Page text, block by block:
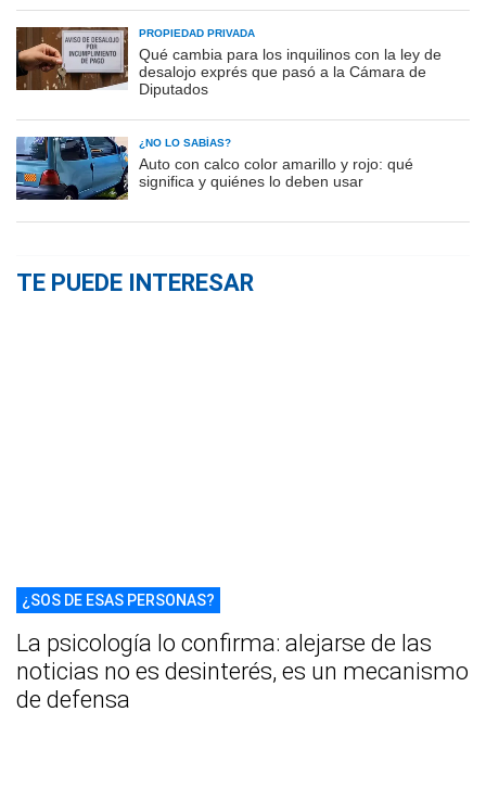
PROPIEDAD PRIVADA
Qué cambia para los inquilinos con la ley de
desalojo exprés que pasó a la Cámara de
Diputados
¿NO LO SABÍAS?
Auto con calco color amarillo y rojo: qué
significa y quiénes lo deben usar
TE PUEDE INTERESAR
¿SOS DE ESAS PERSONAS?
La psicología lo confirma: alejarse de las
noticias no es desinterés, es un mecanismo
de defensa